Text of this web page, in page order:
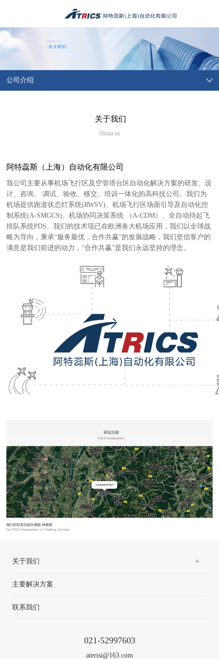
公司介绍
关于我们
About us
阿特蕊斯（上海）自动化有限公司
我公司主要从事机场飞行区及空管塔台区自动化解决方案的研发、设
计、咨询、 调试、验收、移交、培训一体化的高科技公司。我们为
机场提供跑道状态灯系统(RWSV)、机场飞行区场面引导及自动化控
制系统(A-SMGCS)、机场协同决策系统 （A-CDM）、全自动待起飞
排队系统PDS、我们的技术现已在欧洲各大机场应用，我们以全球战
略为导向，秉承“服务最优，合作共赢”的发展战略，我们坚信客户的
满意是我们前进的动力，“合作共赢”是我们永远坚持的理念。
关于我们 +
主要解决方案
联系我们
021-52997603
aterisi@163.com